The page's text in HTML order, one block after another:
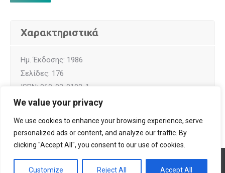
We value your privacy
We use cookies to enhance your browsing experience, serve
personalized ads or content, and analyze our traffic. By
clicking "Accept All", you consent to our use of cookies.
Customize Reject All Accept All
Χαρακτηριστικά
Ημ. Έκδοσης: 1986
Σελίδες: 176
ISBN: 960-03-0192-1
© All rights reserved 2026 Designed & Developed byArtsPR